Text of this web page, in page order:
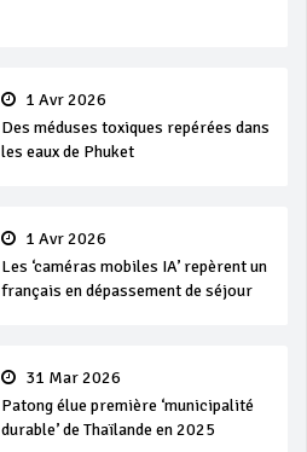
1 Avr 2026
Des méduses toxiques repérées dans
les eaux de Phuket
1 Avr 2026
Les ‘caméras mobiles IA’ repèrent un
français en dépassement de séjour
31 Mar 2026
Patong élue première ‘municipalité
durable’ de Thaïlande en 2025